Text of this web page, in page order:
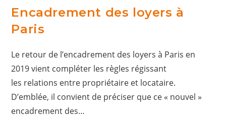
Encadrement des loyers à
Paris
Le retour de l’encadrement des loyers à Paris en
2019 vient compléter les règles régissant
les relations entre propriétaire et locataire.
D’emblée, il convient de préciser que ce « nouvel »
encadrement des…